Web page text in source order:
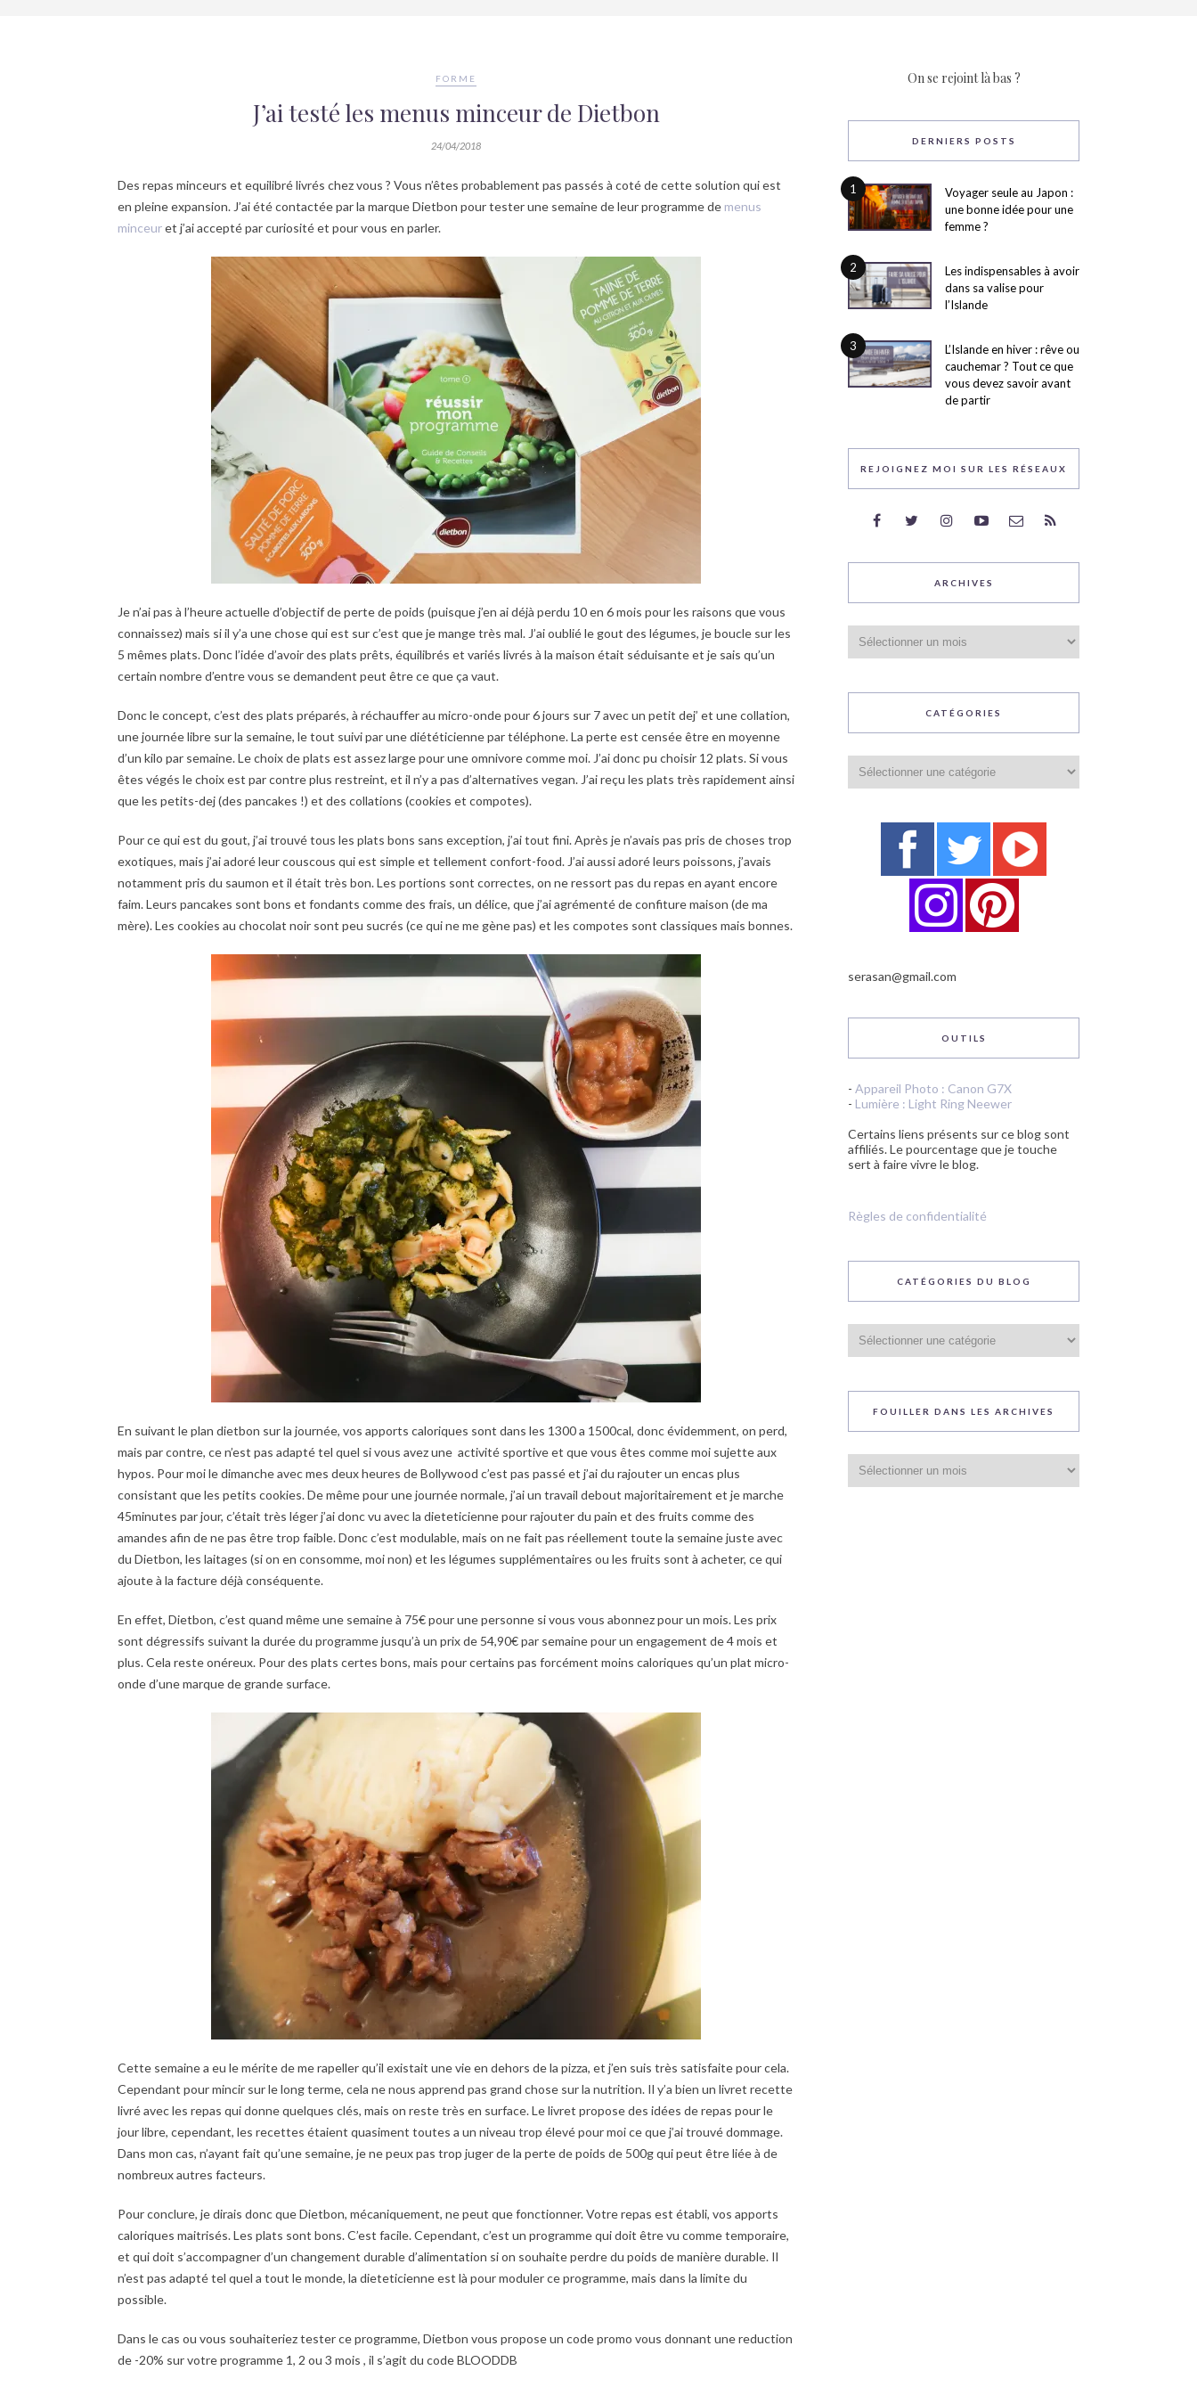
FORME
J’ai testé les menus minceur de Dietbon
24/04/2018
Des repas minceurs et equilibré livrés chez vous ? Vous n’êtes probablement pas passés à coté de cette solution qui est
en pleine expansion. J’ai été contactée par la marque Dietbon pour tester une semaine de leur programme de menus
minceuret j’ai accepté par curiosité et pour vous en parler.
Je n’ai pas à l’heure actuelle d’objectif de perte de poids (puisque j’en ai déjà perdu 10 en 6 mois pour les raisons que vous
connaissez) mais si il y’a une chose qui est sur c’est que je mange très mal. J’ai oublié le gout des légumes, je boucle sur les
5 mêmes plats. Donc l’idée d’avoir des plats prêts, équilibrés et variés livrés à la maison était séduisante et je sais qu’un
certain nombre d’entre vous se demandent peut être ce que ça vaut.
Donc le concept, c’est des plats préparés, à réchauffer au micro-onde pour 6 jours sur 7 avec un petit dej’ et une collation,
une journée libre sur la semaine, le tout suivi par une diététicienne par téléphone. La perte est censée être en moyenne
d’un kilo par semaine. Le choix de plats est assez large pour une omnivore comme moi. J’ai donc pu choisir 12 plats. Si vous
êtes végés le choix est par contre plus restreint, et il n’y a pas d’alternatives vegan. J’ai reçu les plats très rapidement ainsi
que les petits-dej (des pancakes !) et des collations (cookies et compotes).
Pour ce qui est du gout, j’ai trouvé tous les plats bons sans exception, j’ai tout fini. Après je n’avais pas pris de choses trop
exotiques, mais j’ai adoré leur couscous qui est simple et tellement confort-food. J’ai aussi adoré leurs poissons, j’avais
notamment pris du saumon et il était très bon. Les portions sont correctes, on ne ressort pas du repas en ayant encore
faim. Leurs pancakes sont bons et fondants comme des frais, un délice, que j’ai agrémenté de confiture maison (de ma
mère). Les cookies au chocolat noir sont peu sucrés (ce qui ne me gène pas) et les compotes sont classiques mais bonnes.
En suivant le plan dietbon sur la journée, vos apports caloriques sont dans les 1300 a 1500cal, donc évidemment, on perd,
mais par contre, ce n’est pas adapté tel quel si vous avez une activité sportive et que vous êtes comme moi sujette aux
hypos. Pour moi le dimanche avec mes deux heures de Bollywood c’est pas passé et j’ai du rajouter un encas plus
consistant que les petits cookies. De même pour une journée normale, j’ai un travail debout majoritairement et je marche
45minutes par jour, c’était très léger j’ai donc vu avec la dieteticienne pour rajouter du pain et des fruits comme des
amandes afin de ne pas être trop faible. Donc c’est modulable, mais on ne fait pas réellement toute la semaine juste avec
du Dietbon, les laitages (si on en consomme, moi non) et les légumes supplémentaires ou les fruits sont à acheter, ce qui
ajoute à la facture déjà conséquente.
En effet, Dietbon, c’est quand même une semaine à 75€ pour une personne si vous vous abonnez pour un mois. Les prix
sont dégressifs suivant la durée du programme jusqu’à un prix de 54,90€ par semaine pour un engagement de 4 mois et
plus. Cela reste onéreux. Pour des plats certes bons, mais pour certains pas forcément moins caloriques qu’un plat micro-
onde d’une marque de grande surface.
Cette semaine a eu le mérite de me rapeller qu’il existait une vie en dehors de la pizza, et j’en suis très satisfaite pour cela.
Cependant pour mincir sur le long terme, cela ne nous apprend pas grand chose sur la nutrition. Il y’a bien un livret recette
livré avec les repas qui donne quelques clés, mais on reste très en surface. Le livret propose des idées de repas pour le
jour libre, cependant, les recettes étaient quasiment toutes a un niveau trop élevé pour moi ce que j’ai trouvé dommage.
Dans mon cas, n’ayant fait qu’une semaine, je ne peux pas trop juger de la perte de poids de 500g qui peut être liée à de
nombreux autres facteurs.
Pour conclure, je dirais donc que Dietbon, mécaniquement, ne peut que fonctionner. Votre repas est établi, vos apports
caloriques maitrisés. Les plats sont bons. C’est facile. Cependant, c’est un programme qui doit être vu comme temporaire,
et qui doit s’accompagner d’un changement durable d’alimentation si on souhaite perdre du poids de manière durable. Il
n’est pas adapté tel quel a tout le monde, la dieteticienne est là pour moduler ce programme, mais dans la limite du
possible.
Dans le cas ou vous souhaiteriez tester ce programme, Dietbon vous propose un code promo vous donnant une reduction
de -20% sur votre programme 1, 2 ou 3 mois , il s’agit du code BLOODDB
On se rejoint là bas ?
DERNIERS POSTS
1
Voyager seule au Japon :
une bonne idée pour une
femme ?
2
Les indispensables à avoir
dans sa valise pour
l’Islande
3
L’Islande en hiver : rêve ou
cauchemar ? Tout ce que
vous devez savoir avant
de partir
REJOIGNEZ MOI SUR LES RÉSEAUX
ARCHIVES
CATÉGORIES
serasan@gmail.com
OUTILS
- Appareil Photo : Canon G7X
- Lumière : Light Ring Neewer
Certains liens présents sur ce blog sont
affiliés. Le pourcentage que je touche
sert à faire vivre le blog.
Règles de confidentialité
CATÉGORIES DU BLOG
du
blog
FOUILLER DANS LES ARCHIVES
dans
les